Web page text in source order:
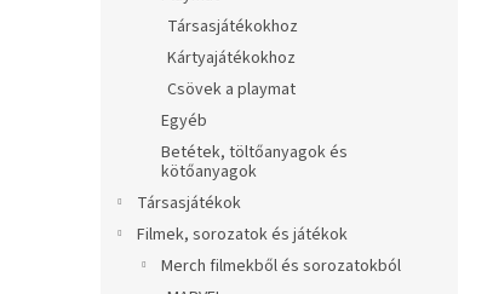
Társasjátékokhoz
Kártyajátékokhoz
Csövek a playmat
Egyéb
Betétek, töltőanyagok és
kötőanyagok
Társasjátékok
Filmek, sorozatok és játékok
Merch filmekből és sorozatokból